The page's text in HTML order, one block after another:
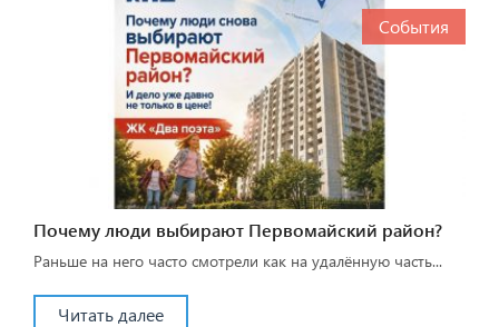
События
Почему люди выбирают Первомайский район?
Раньше на него часто смотрели как на удалённую часть...
Читать далее